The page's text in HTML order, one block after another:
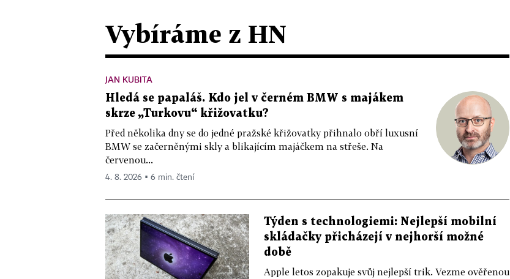
Vybíráme z HN
JAN KUBITA
Hledá se papaláš. Kdo jel v černém BMW s majákem
skrze „Turkovu“ křižovatku?
Před několika dny se do jedné pražské křižovatky přihnalo obří luxusní
BMW se začerněnými skly a blikajícím majáčkem na střeše. Na
červenou...
4. 8. 2026 ▪ 6 min. čtení
Týden s technologiemi: Nejlepší mobilní
skládačky přicházejí v nejhorší možné
době
Apple letos zopakuje svůj nejlepší trik. Vezme ověřenou